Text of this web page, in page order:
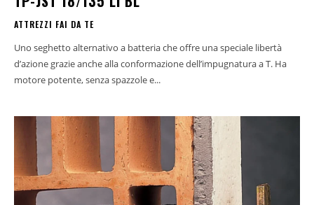
ATTREZZI FAI DA TE
Uno seghetto alternativo a batteria che offre una speciale libertà
d’azione grazie anche alla conformazione dell’impugnatura a T. Ha
motore potente, senza spazzole e...